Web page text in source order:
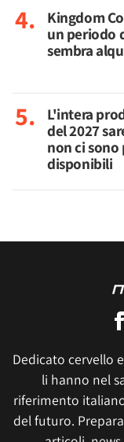
Kingdom
un periodo
sembra
L'intera
del 2027
non ci sono
disponibili
Dedicato cervello
li hanno nel
riferimento
del futuro.